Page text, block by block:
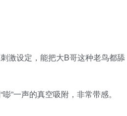
激设定，能把大B哥这种老鸟都舔
”一声的真空吸附，非常带感。